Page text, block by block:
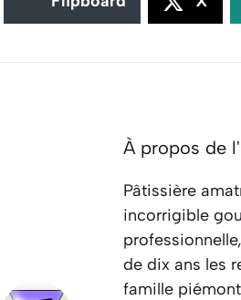
À propos de
Pâtissière
incorrigible
de dix ans les
famille